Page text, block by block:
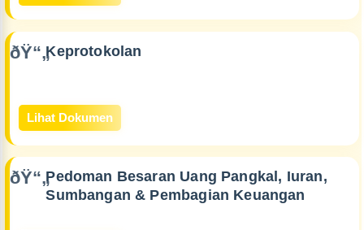
Keprotokolan
Lihat Dokumen
Pedoman Besaran Uang Pangkal, Iuran,
Sumbangan & Pembagian Keuangan